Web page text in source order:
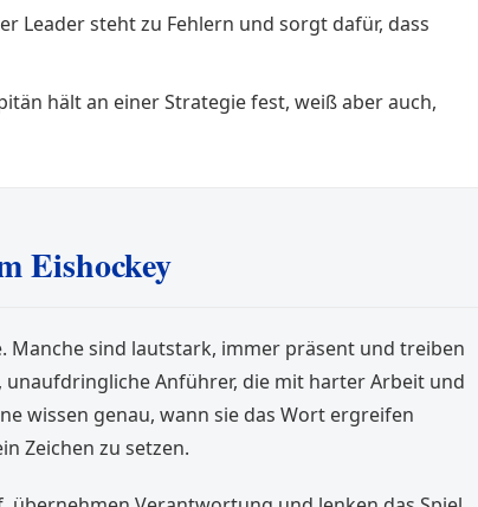
Leader steht zu Fehlern und sorgt dafür, dass
hält an einer Strategie fest, weiß aber auch,
Eishockey
Manche sind lautstark, immer präsent und treiben
Anführer, die mit harter Arbeit und
wissen genau, wann sie das Wort ergreifen
Zeichen zu setzen.